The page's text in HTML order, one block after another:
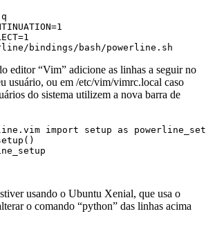
bindings/bash/powerline.sh
editor “Vim” adicione as linhas a seguir no
usuário, ou em /etc/vim/vimrc.local caso
do sistema utilizem a nova barra de
import setup as
usando o Ubuntu Xenial, que usa o
o comando “python” das linhas acima